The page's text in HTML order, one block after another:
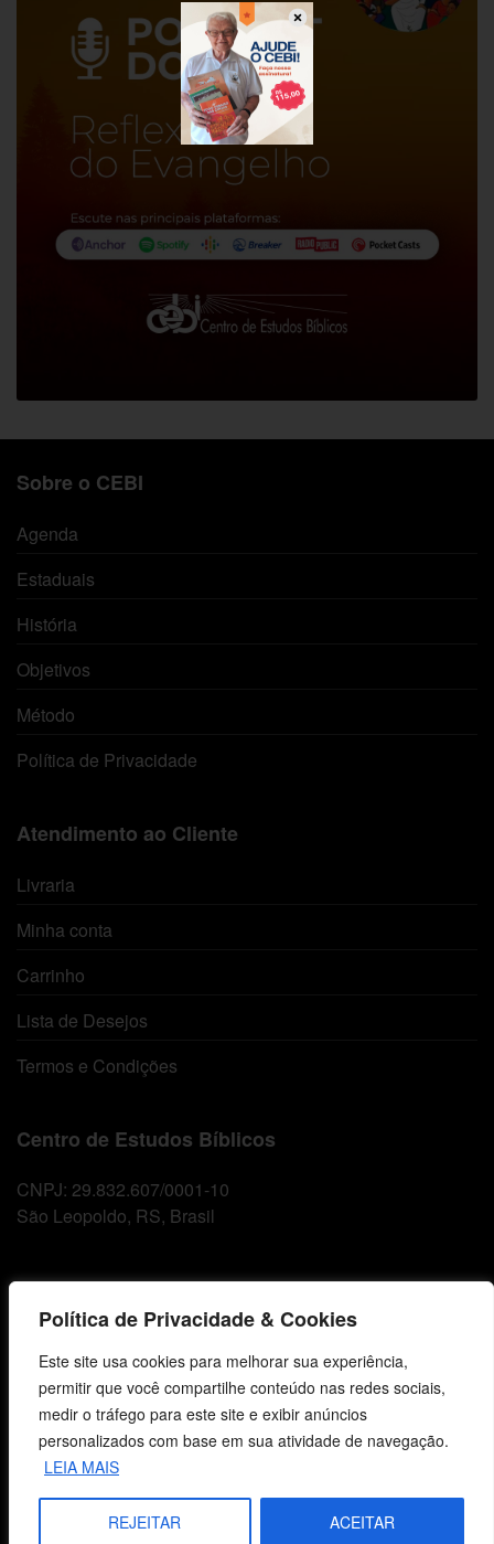
Política de Privacidade & Cookies
Este site usa cookies para melhorar sua experiência,
permitir que você compartilhe conteúdo nas redes sociais,
medir o tráfego para este site e exibir anúncios
personalizados com base em sua atividade de navegação.
LEIA MAIS
REJEITAR ACEITAR
Sobre o CEBI
Agenda
Estaduais
História
Objetivos
Método
Política de Privacidade
Atendimento ao Cliente
Livraria
Minha conta
Carrinho
Lista de Desejos
Termos e Condições
Centro de Estudos Bíblicos
CNPJ: 29.832.607/0001-10
São Leopoldo, RS, Brasil
vendas@cebi.org.br
comunicacao@cebi.org.br
WhatsApp / Vendas
+55 (51) 99734-4518
WhatsApp / Comunicação